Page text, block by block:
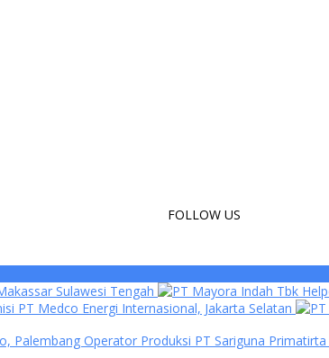
FOLLOW US
Sulawesi Tengah
PT Medco Energi Internasional, Jakarta Selatan
Palembang Operator Produksi PT Sariguna